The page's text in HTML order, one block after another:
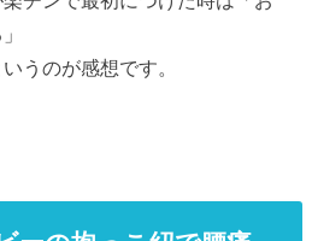
うのが感想です。